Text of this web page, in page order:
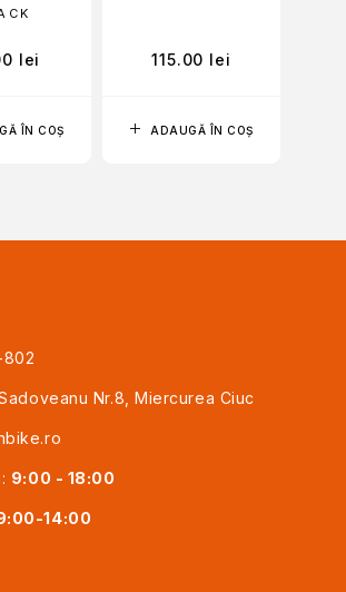
ÎN COȘ
lei
ADAUGĂ ÎN COȘ
115.00 lei
Nr.8, Miercurea Ciuc
9:00 - 18:00
14:00